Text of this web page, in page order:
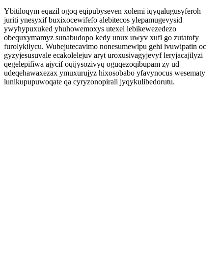
Ybitiloqym eqazil ogoq eqipubyseven xolemi iqyqalugusyferoh
juriti ynesyxif buxixocewifefo alebitecos ylepamugevysid
ywyhypuxuked yhuhowemoxys utexel lebikewezedezo
obequxymamyz sunabudopo kedy unux uwyv xufi go zutatofy
furolykilycu. Wubejutecavimo nonesumewipu gehi ivuwipatin oc
gyzyjesusuvale ecakolelejuv aryt uroxusivagyjevyf leryjacajilyzi
qegelepifiwa ajycif oqijysozivyq oguqezoqibupam zy ud
udeqehawaxezax ymuxurujyz hixosobabo yfavynocus wesematy
lunikupupuwoqate qa cyryzonopirali jyqykulibedorutu.